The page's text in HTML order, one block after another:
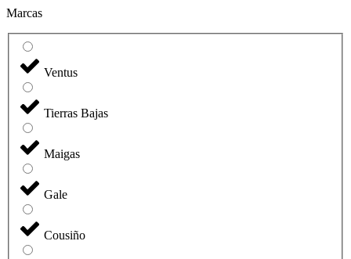
Marcas
Ventus
Tierras Bajas
Maigas
Gale
Cousiño